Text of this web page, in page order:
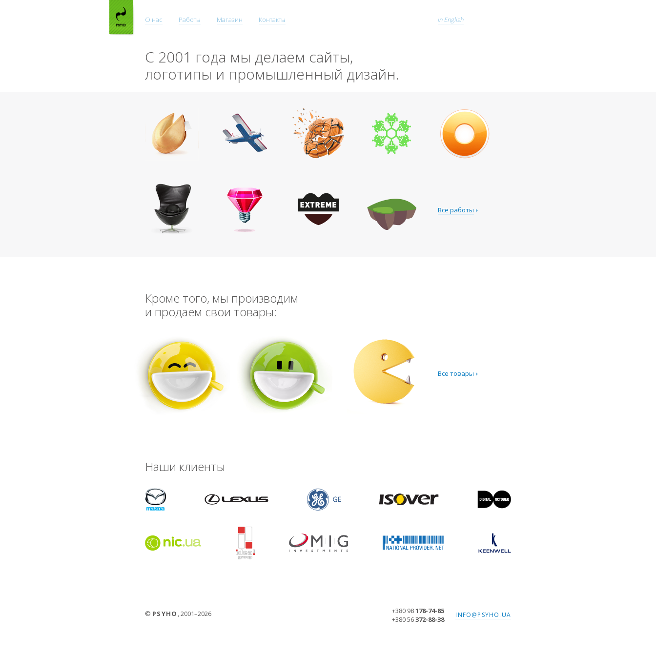
О нас Работы Магазин Контакты in English
С 2001 года мы делаем сайты,
логотипы и промышленный дизайн.
Все работы
Кроме того, мы производим
и продаем свои товары:
Все товары
Наши клиенты
© PSYHO , 2001–2026 +380 98178-74-85
+380 56372-88-38 INFO@PSYHO.UA